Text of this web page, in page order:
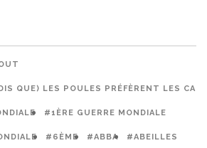
QUE) LES POULES PRÉFÈRENT LES
#1ÈRE GUERRE MONDIALE
#6ÈME #ABBA #ABEILLES